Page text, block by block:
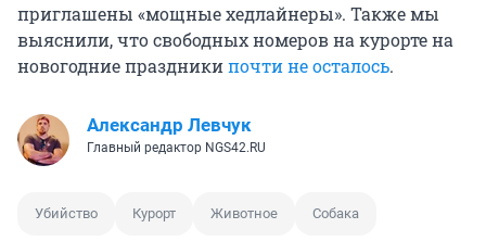
приглашены «мощные хедлайнеры». Также мы
выяснили, что свободных номеров на курорте на
новогодние праздникипочти не осталось.
Александр Левчук
Главный редактор NGS42.RU
Убийство Курорт Животное Собака